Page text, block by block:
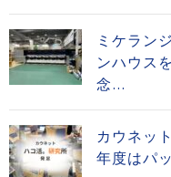
ミケラン
ンハウス
念...
カウネッ
年度はパ